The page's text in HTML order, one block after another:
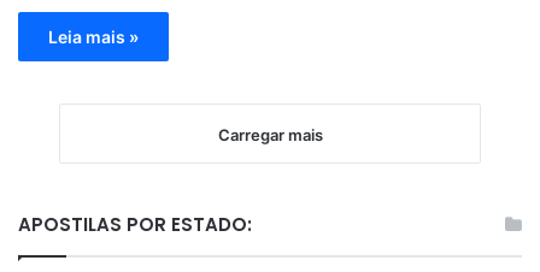
Leia mais »
Carregar mais
APOSTILAS POR ESTADO: